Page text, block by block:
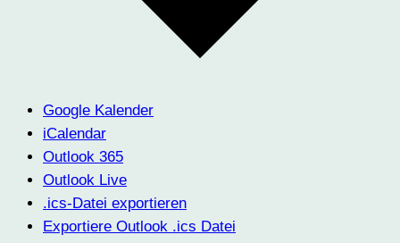
Google Kalender
iCalendar
Outlook 365
Outlook Live
.ics-Datei exportieren
Exportiere Outlook .ics Datei